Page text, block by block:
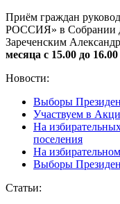
Приём граждан
РОССИЯ» в Собрании
Зареченским
месяца с 15.00 до 16.00
Новости:
Выборы
Участвуем в
На
поселения
На
Выборы
Статьи: